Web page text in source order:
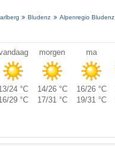
Bludenz Alpenregio Bludenz
morgen ma
24 °C 14/26 °C 16/26 °C
29 °C 17/31 °C 19/31 °C